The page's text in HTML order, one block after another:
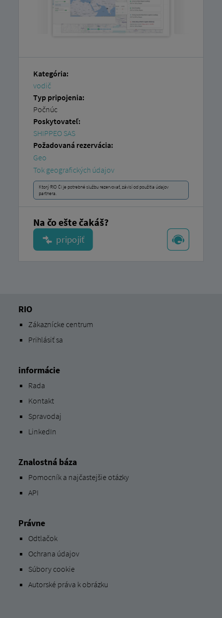
Kategória:
vodič
Typ pripojenia:
Počnúc
Poskytovateľ:
SHIPPEO SAS
Požadovaná rezervácia:
Geo
Tok geografických údajov
Ktorý RIO Či je potrebné službu rezervovať, závisí od použitia údajov
partnera.
Na čo ešte čakáš?
RIO
Zákaznícke centrum
Prihlásiť sa
informácie
Rada
Kontakt
Spravodaj
LinkedIn
Znalostná báza
Pomocník a najčastejšie otázky
API
Právne
Odtlačok
Ochrana údajov
Súbory cookie
Autorské práva k obrázku